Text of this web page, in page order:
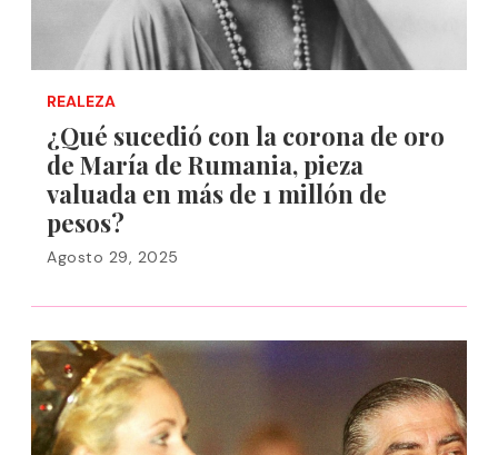
REALEZA
¿Qué sucedió con la corona de oro
de María de Rumania, pieza
valuada en más de 1 millón de
pesos?
Agosto 29, 2025